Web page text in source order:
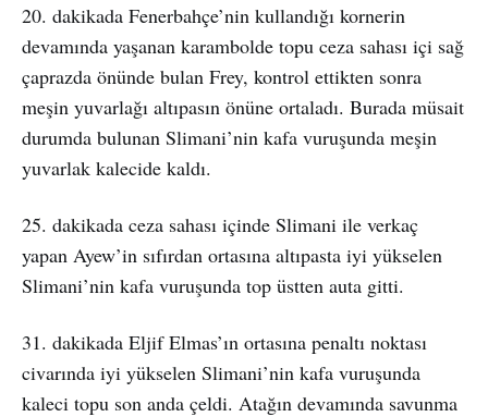
20. dakikada Fenerbahçe’nin kullandığı kornerin
devamında yaşanan karambolde topu ceza sahası içi sağ
çaprazda önünde bulan Frey, kontrol ettikten sonra
meşin yuvarlağı altıpasın önüne ortaladı. Burada müsait
durumda bulunan Slimani’nin kafa vuruşunda meşin
yuvarlak kalecide kaldı.
25. dakikada ceza sahası içinde Slimani ile verkaç
yapan Ayew’in sıfırdan ortasına altıpasta iyi yükselen
Slimani’nin kafa vuruşunda top üstten auta gitti.
31. dakikada Eljif Elmas’ın ortasına penaltı noktası
civarında iyi yükselen Slimani’nin kafa vuruşunda
kaleci topu son anda çeldi. Atağın devamında savunma